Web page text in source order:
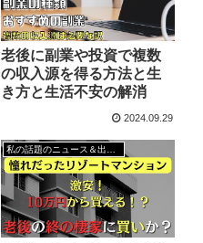
老後に副業や投資で複数
の収入源を得る方法と生
き方と生活不安の解消
2024.09.29